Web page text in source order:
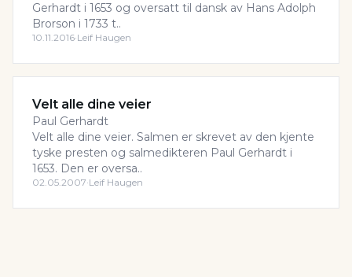
Gerhardt i 1653 og oversatt til dansk av Hans Adolph
Brorson i 1733 t..
10.11.2016·Leif Haugen
Velt alle dine veier
Paul Gerhardt
Velt alle dine veier. Salmen er skrevet av den kjente
tyske presten og salmedikteren Paul Gerhardt i
1653. Den er oversa..
02.05.2007·Leif Haugen